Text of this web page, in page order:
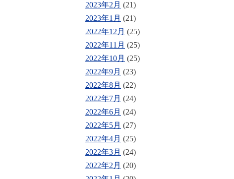
2023年2月 (21)
2023年1月 (21)
2022年12月 (25)
2022年11月 (25)
2022年10月 (25)
2022年9月 (23)
2022年8月 (22)
2022年7月 (24)
2022年6月 (24)
2022年5月 (27)
2022年4月 (25)
2022年3月 (24)
2022年2月 (20)